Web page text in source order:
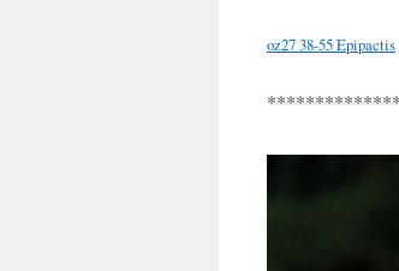
oz27 38-55 Epipactis